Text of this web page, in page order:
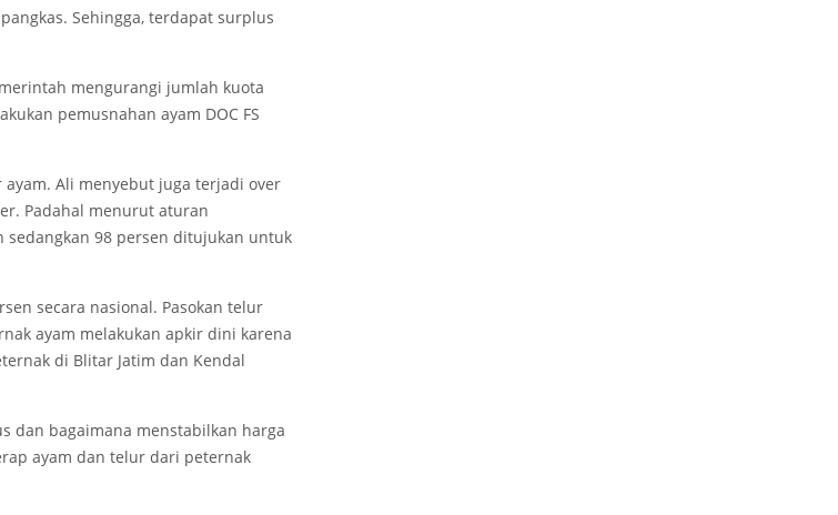
Sehingga, terdapat surplus
mengurangi jumlah kuota
pemusnahan ayam DOC FS
Ali menyebut juga terjadi over
Padahal menurut aturan
sedangkan 98 persen ditujukan untuk
secara nasional. Pasokan telur
ayam melakukan apkir dini karena
di Blitar Jatim dan Kendal
dan bagaimana menstabilkan harga
ayam dan telur dari peternak